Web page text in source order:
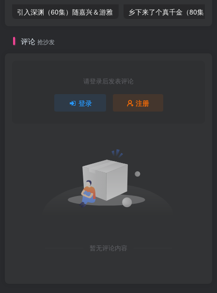
引入深渊（60集）随嘉兴＆游雅
评论 抢沙发
请登录后发表评论
登录 注册
暂无评论内容